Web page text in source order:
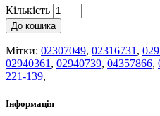
Кількість
До кошика
Мітки: 02307049, 02316731 ,
02940361 , 02940739, 04357866,
221-139,
Інформація